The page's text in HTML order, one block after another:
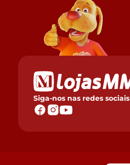
Siga-nos nas redes sociais